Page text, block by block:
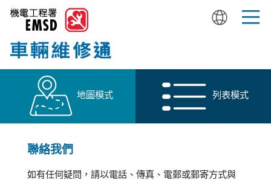
content
地圖模式 列表模式
聯絡我們
如有任何疑問，請以電話、傳真、電郵或郵寄方式與